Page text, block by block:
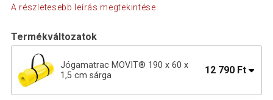
A részletesebb leírás megtekintése
Termékváltozatok
Jógamatrac MOVIT® 190 x 60 x
1,5 cm sárga
12 790 Ft